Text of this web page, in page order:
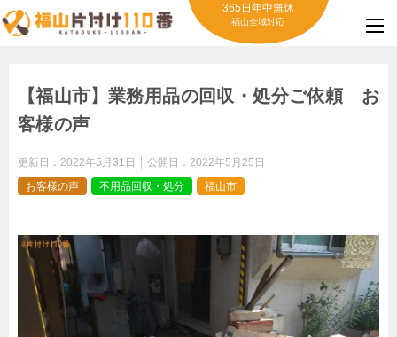
365日年中無休
福山全域対応
【福山市】業務用品の回収・処分ご依頼 お
客様の声
更新日： 2022年5月31日 公開日： 2022年5月25日
お客様の声
不用品回収・処分 福山市